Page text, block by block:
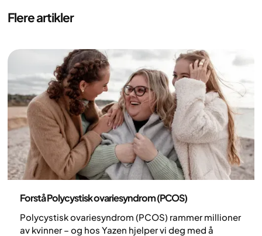
Flere artikler
Forstå Polycystisk ovariesyndrom (PCOS)
Polycystisk ovariesyndrom (PCOS) rammer millioner
av kvinner – og hos Yazen hjelper vi deg med å